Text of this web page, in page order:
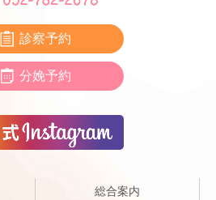
診察予約
分娩予約
総合案内